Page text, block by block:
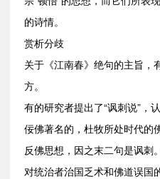
的诗情。
赏析分歧
关于《江南春》绝句的主旨，
方。
有的研究者提出了“讽刺说”，
佞佛著名的，杜牧所处时代的
反佛思想，因之末二句是讽刺
对统治者治国乏术和佛道误国